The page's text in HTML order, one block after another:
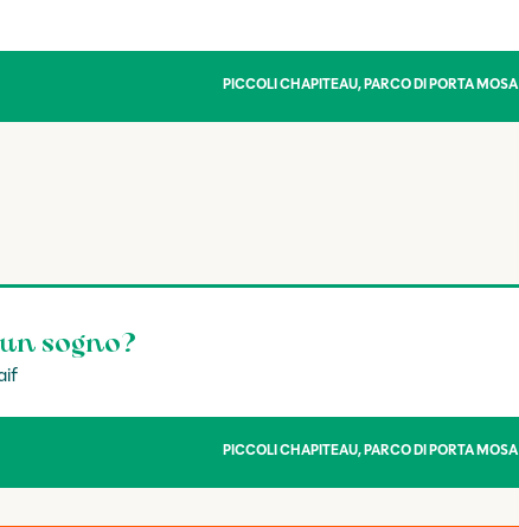
PICCOLI CHAPITEAU, PARCO DI PORTA MOSA
sogno?
PICCOLI CHAPITEAU, PARCO DI PORTA MOSA